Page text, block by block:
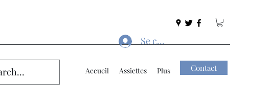
Accueil Assiettes Plus Contact
Se connecter